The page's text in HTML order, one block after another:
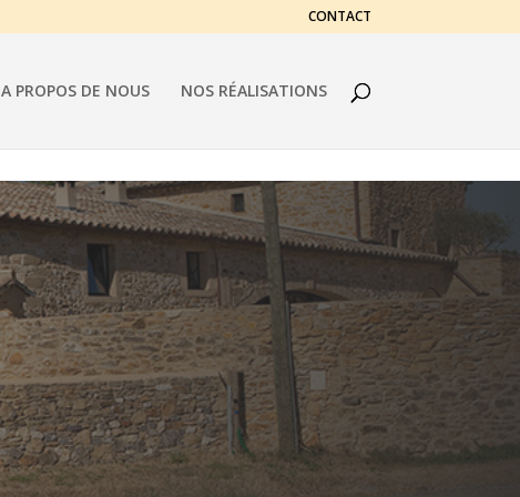
CONTACT
A PROPOS DE NOUS NOS RÉALISATIONS